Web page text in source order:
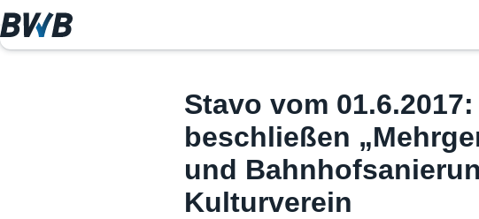
Stavo vom
beschließen
und
Kulturverein